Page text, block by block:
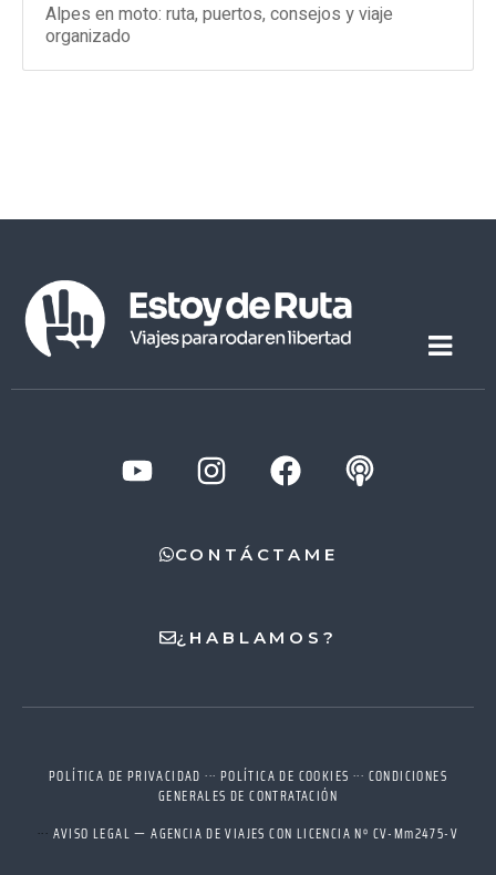
Alpes en moto: ruta, puertos, consejos y viaje
organizado
CONTÁCTAME
¿HABLAMOS?
POLÍTICA DE PRIVACIDAD ··· POLÍTICA DE COOKIES ··· CONDICIONES
GENERALES DE CONTRATACIÓN
··· AVISO LEGAL — AGENCIA DE VIAJES CON LICENCIA Nº CV-Mm2475-V
Muy mala Muy buena
Siguiente
Saltar